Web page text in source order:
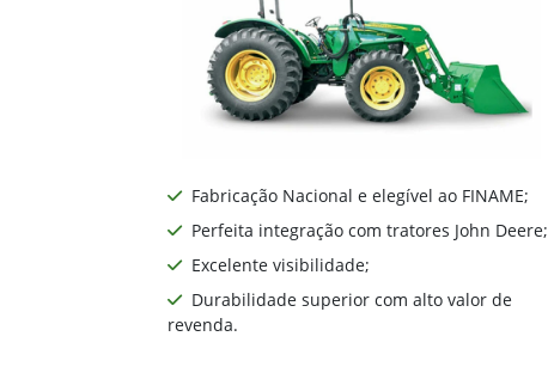
Fabricação Nacional e elegível ao FINAME;
Perfeita integração com tratores John Deere;
Excelente visibilidade;
Durabilidade superior com alto valor de
revenda.